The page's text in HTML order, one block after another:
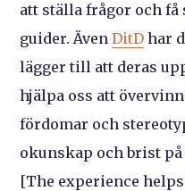
att ställa frågor och få
guider. ÄvenDitD har
lägger till att deras
hjälpa oss att
fördomar och
okunskap och brist
[The experience